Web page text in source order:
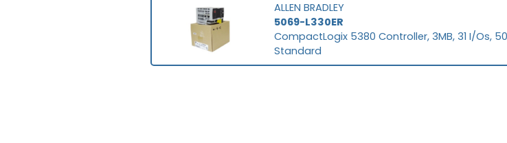
ALLEN BRADLEY
5069-L330ER
CompactLogix 5380 Controller, 3MB, 31 I/Os,
Standard